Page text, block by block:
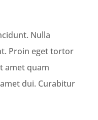
Nulla
Proin eget tortor
amet quam
dui. Curabitur